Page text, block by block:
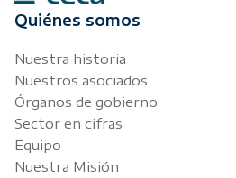
Quiénes somos
Nuestra historia
Nuestros asociados
Órganos de gobierno
Sector en cifras
Equipo
Nuestra Misión